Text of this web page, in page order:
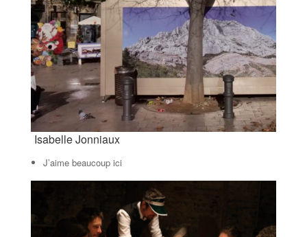
Isabelle Jonniaux
J’aime beaucoup ici